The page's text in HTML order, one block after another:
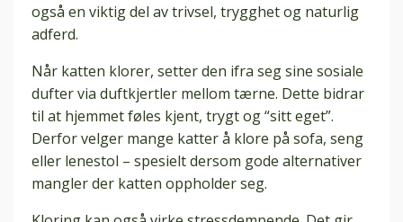
også en viktig del av trivsel, trygghet og naturlig
adferd.
Når katten klorer, setter den ifra seg sine sosiale
dufter via duftkjertler mellom tærne. Dette bidrar
til at hjemmet føles kjent, trygt og “sitt eget”.
Derfor velger mange katter å klore på sofa, seng
eller lenestol – spesielt dersom gode alternativer
mangler der katten oppholder seg.